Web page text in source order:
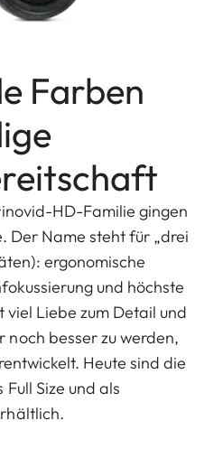
Farben
HD-Familie gingen
Der Name steht für „drei
ergonomische
und höchste
Liebe zum Detail und
noch besser zu werden,
Heute sind die
Size und als